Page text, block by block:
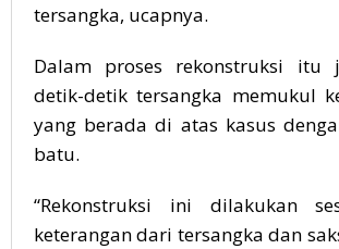
tersangka, ucapnya.
Dalam proses rekonstruksi itu
detik-detik tersangka memukul
yang berada di atas kasus
batu.
“Rekonstruksi ini dilakukan
keterangan dari tersangka dan